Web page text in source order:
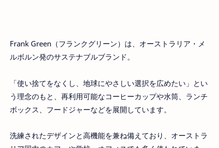
Frank Green（フランクグリーン）は、オーストラリア・メ
ルボルン発のサステナブルブランド。
「使い捨てをなくし、地球にやさしい選択を広めたい」とい
う理念のもと、再利用可能なコーヒーカップや水筒、ランチ
ボックス、フードジャーなどを展開しています。
洗練されたデザインと高機能を兼ね備えており、オーストラ